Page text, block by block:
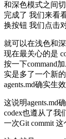
和深色模式之间
完成了 我们来看
换按钮 我们点击
就可以在浅色和
现在最关心的是
按一下command
实是多了一个新的
agents.md确实生
这说明agents.md
codex也遵从了我
一次Git commit 这